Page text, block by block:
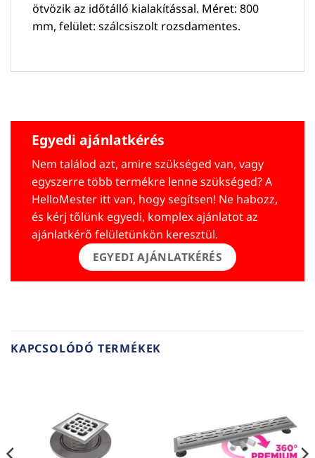
ötvözik az időtálló kialakítással. Méret: 800
mm, felület: szálcsiszolt rozsdamentes.
Egyedi ajánlatkérés
Nem találod azt, amire szükséged van, vagy
egyszerre több termékre lenne szükséged? A
HelloMester itt van, hogy segítsen! Ne habozz,
és kérj tőlünk egyedi, komplex ajánlatot az
ajánlatkérő felületünkön keresztül.
EGYEDI AJÁNLATKÉRÉS
KAPCSOLÓDÓ TERMÉKEK